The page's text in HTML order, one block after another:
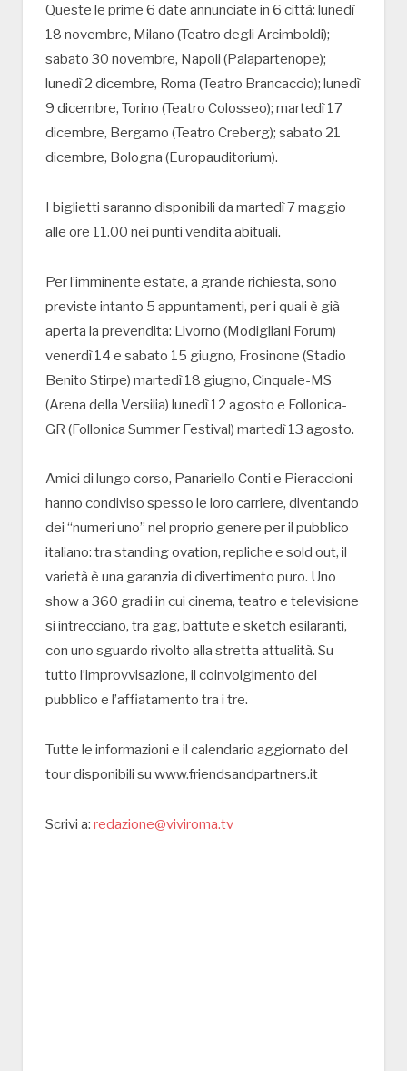
Queste le prime 6 date annunciate in 6 città: lunedì
18 novembre, Milano (Teatro degli Arcimboldi);
sabato 30 novembre, Napoli (Palapartenope);
lunedì 2 dicembre, Roma (Teatro Brancaccio); lunedì
9 dicembre, Torino (Teatro Colosseo); martedì 17
dicembre, Bergamo (Teatro Creberg); sabato 21
dicembre, Bologna (Europauditorium).
I biglietti saranno disponibili da martedì 7 maggio
alle ore 11.00 nei punti vendita abituali.
Per l’imminente estate, a grande richiesta, sono
previste intanto 5 appuntamenti, per i quali è già
aperta la prevendita: Livorno (Modigliani Forum)
venerdì 14 e sabato 15 giugno, Frosinone (Stadio
Benito Stirpe) martedì 18 giugno, Cinquale-MS
(Arena della Versilia) lunedì 12 agosto e Follonica-
GR (Follonica Summer Festival) martedì 13 agosto.
Amici di lungo corso, Panariello Conti e Pieraccioni
hanno condiviso spesso le loro carriere, diventando
dei “numeri uno” nel proprio genere per il pubblico
italiano: tra standing ovation, repliche e sold out, il
varietà è una garanzia di divertimento puro. Uno
show a 360 gradi in cui cinema, teatro e televisione
si intrecciano, tra gag, battute e sketch esilaranti,
con uno sguardo rivolto alla stretta attualità. Su
tutto l’improvvisazione, il coinvolgimento del
pubblico e l’affiatamento tra i tre.
Tutte le informazioni e il calendario aggiornato del
tour disponibili su www.friendsandpartners.it
Scrivi a: redazione@viviroma.tv